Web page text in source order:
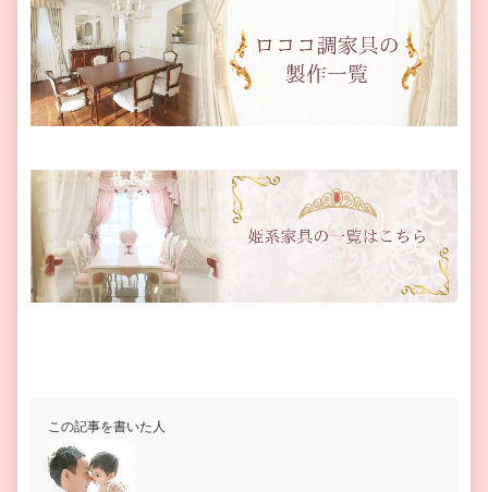
この記事を書いた人